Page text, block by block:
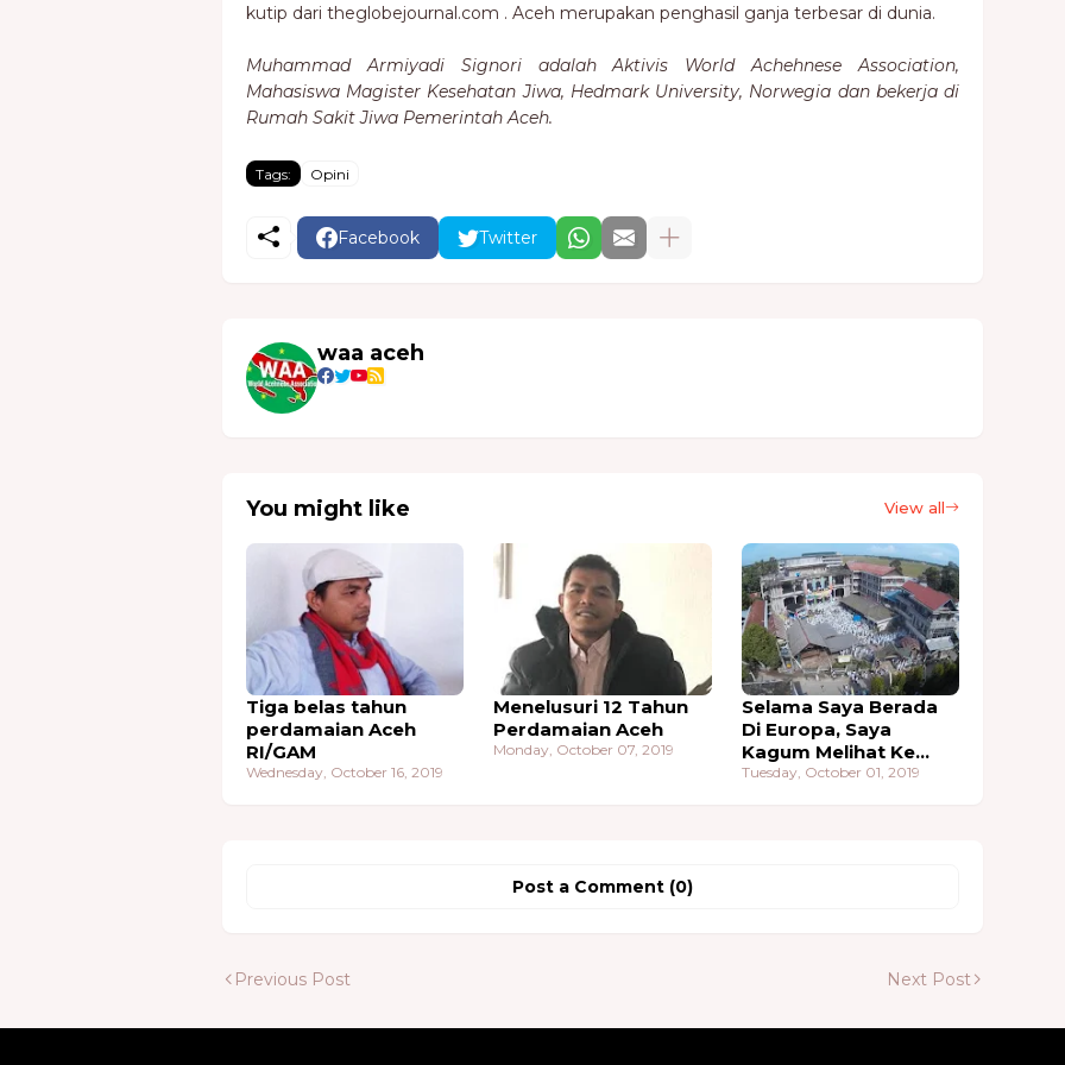
kutip dari theglobejournal.com . Aceh merupakan penghasil ganja terbesar di dunia.
Muhammad Armiyadi Signori adalah Aktivis World Achehnese Association,
Mahasiswa Magister Kesehatan Jiwa, Hedmark University, Norwegia dan bekerja di
Rumah Sakit Jiwa Pemerintah Aceh.
Tags: Opini
Facebook Twitter
waa aceh
You might like View all
Tiga belas tahun
perdamaian Aceh
RI/GAM
Wednesday, October 16, 2019
Menelusuri 12 Tahun
Perdamaian Aceh
Monday, October 07, 2019
Selama Saya Berada
Di Europa, Saya
Kagum Melihat Ke
Aceh-an Ditempat Itu
Tuesday, October 01, 2019
Post a Comment (0)
Previous Post Next Post